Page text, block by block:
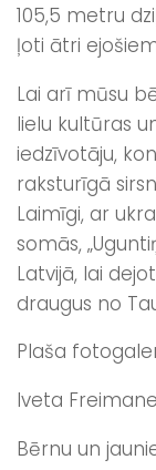
105,5 metru
ļoti ātri
Lai arī mūsu
lielu kultūras
iedzīvotāju,
raksturīgā
Laimīgi, ar
somās,
Latvijā, lai
draugus no
Plaša
Iveta
Bērnu un